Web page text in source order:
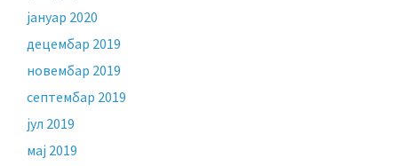
јануар 2020
децембар 2019
новембар 2019
септембар 2019
јул 2019
мај 2019